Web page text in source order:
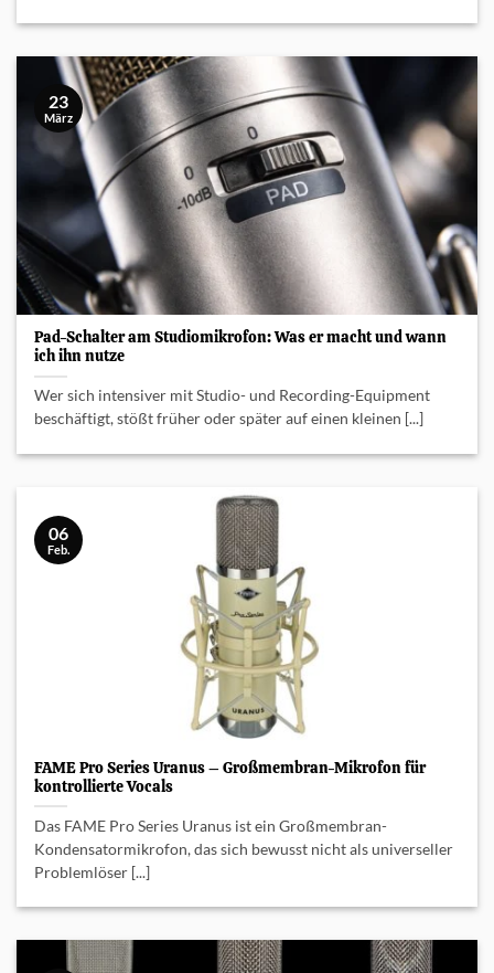
Pad-Schalter am Studiomikrofon: Was er macht und wann
ich ihn nutze
Wer sich intensiver mit Studio- und Recording-Equipment
beschäftigt, stößt früher oder später auf einen kleinen [...]
23
März
FAME Pro Series Uranus – Großmembran-Mikrofon für
kontrollierte Vocals
Das FAME Pro Series Uranus ist ein Großmembran-
Kondensatormikrofon, das sich bewusst nicht als universeller
Problemlöser [...]
06
Feb.